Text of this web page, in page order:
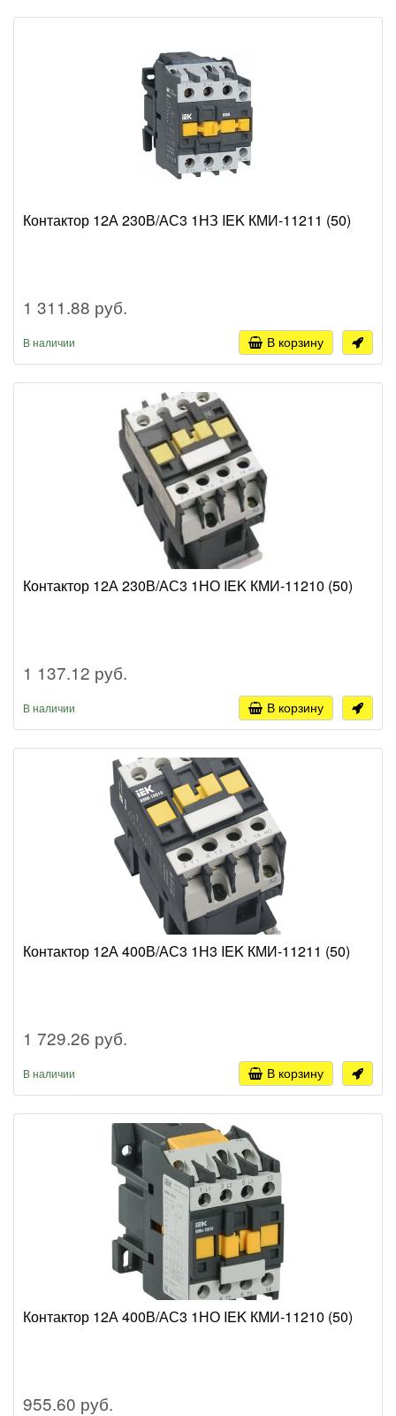
Контактор 12А 230В/АС3 1НЗ IEK КМИ-11211 (50)
1 311.88 руб.
В наличии В корзину
Контактор 12А 230В/АС3 1НО IEK КМИ-11210 (50)
1 137.12 руб.
В наличии В корзину
Контактор 12А 400В/АС3 1Н3 IEK КМИ-11211 (50)
1 729.26 руб.
В наличии В корзину
Контактор 12А 400В/АС3 1НО IEK КМИ-11210 (50)
955.60 руб.